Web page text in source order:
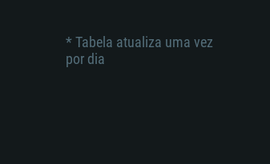
* Tabela atualiza uma vez
por dia